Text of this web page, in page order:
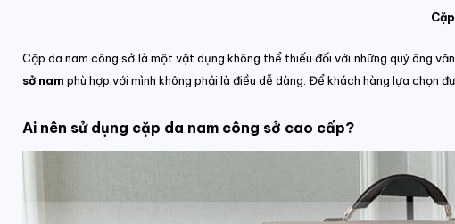
Cặp da nam công sở là một vật dụng không thể thiếu đối với những quý ông
sở nam phù hợp với mình không phải là điều dễ dàng. Để khách hàng lựa chọn
Ai nên sử dụng cặp da nam công sở cao cấp?